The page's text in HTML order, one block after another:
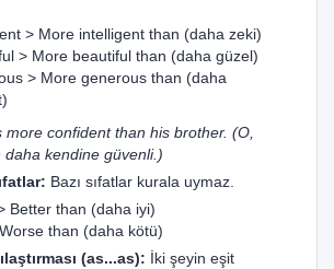
> More intelligent than (daha zeki)
> More beautiful than (daha güzel)
> More generous than (daha
more confident than his brother. (O,
daha kendine güvenli.)
Bazı sıfatlar kurala uymaz.
Better than (daha iyi)
than (daha kötü)
(as...as): İki şeyin eşit